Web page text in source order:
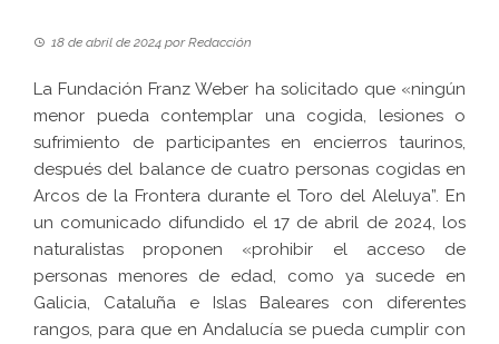
18 de abril de 2024 porRedacción
La Fundación Franz Weber ha solicitado que «ningún
menor pueda contemplar una cogida, lesiones o
sufrimiento de participantes en encierros taurinos,
después del balance de cuatro personas cogidas en
Arcos de la Frontera durante el Toro del Aleluya”. En
un comunicado difundido el 17 de abril de 2024, los
naturalistas proponen «prohibir el acceso de
personas menores de edad, como ya sucede en
Galicia, Cataluña e Islas Baleares con diferentes
rangos, para que en Andalucía se pueda cumplir con